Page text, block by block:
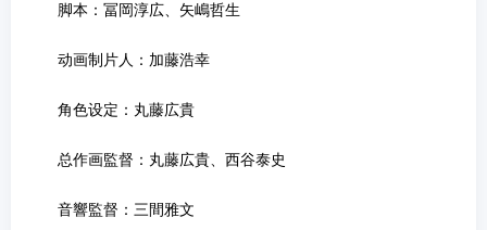
脚本：冨岡淳広、矢嶋哲生
动画制片人：加藤浩幸
角色设定：丸藤広貴
总作画監督：丸藤広貴、西谷泰史
音響監督：三間雅文